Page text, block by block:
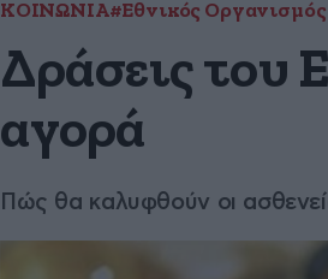
ΚΟΙΝΩΝΙΑ#Εθνικός
Δράσεις του
αγορά
Πώς θα καλυφθούν οι